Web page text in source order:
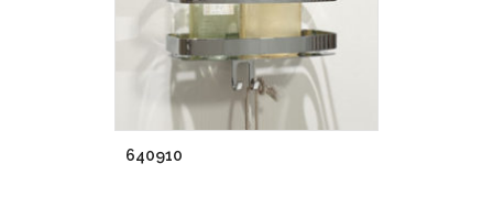
640910